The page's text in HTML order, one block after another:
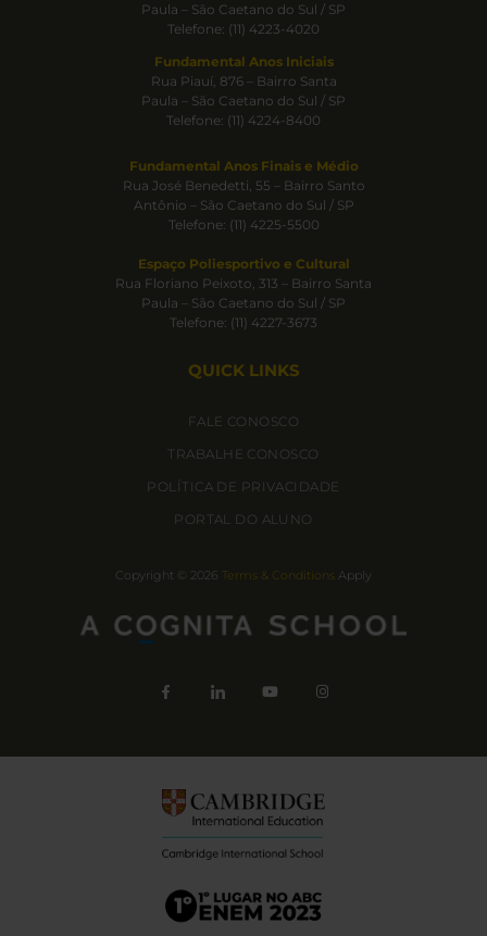
Paula – São Caetano do Sul / SP
Telefone: (11) 4223-4020
Fundamental Anos Iniciais
Rua Piauí, 876 – Bairro Santa
Paula – São Caetano do Sul / SP
Telefone: (11) 4224-8400
Fundamental Anos Finais e Médio
Rua José Benedetti, 55 – Bairro Santo
Antônio – São Caetano do Sul / SP
Telefone: (11) 4225-5500
Espaço Poliesportivo e Cultural
Rua Floriano Peixoto, 313 – Bairro Santa
Paula – São Caetano do Sul / SP
Telefone: (11) 4227-3673
QUICK LINKS
FALE CONOSCO
TRABALHE CONOSCO
POLÍTICA DE PRIVACIDADE
PORTAL DO ALUNO
Copyright © 2026 Terms & Conditions Apply